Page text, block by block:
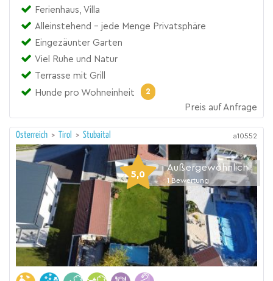
Ferienhaus, Villa
Alleinstehend - jede Menge Privatsphäre
Eingezäunter Garten
Viel Ruhe und Natur
Terrasse mit Grill
Hunde pro Wohneinheit
2
Preis auf Anfrage
Österreich > Tirol > Stubaital a10552
5,0
Außergewöhnlich
1 Bewertung